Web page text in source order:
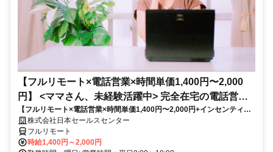
【フルリモート×電話営業×時間単価1,400円〜2,000
円】 <ママさん、未経験活躍中> 完全在宅の電話営業
で家庭と仕事の両立を実現
【フルリモート×電話営業×時間単価1,400円〜2,000円+インセンティブ
あり】 ＜ママさん、未経験活躍中＞ 完全在宅の電話営業で家庭と仕事の
両立を実現
株式会社日本セールスセンター
フルリモート
時給1,400円～2,000円